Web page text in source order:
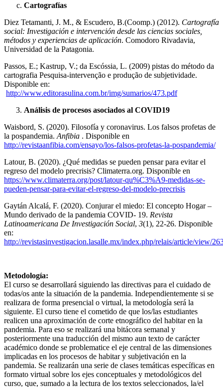
Cartografías
Diez Tetamanti, J. M., & Escudero, B.(Coomp.) (2012). Cartografía
social: Investigación e intervención desde las ciencias sociales,
métodos y experiencias de aplicación. Comodoro Rivadavia,
Universidad de la Patagonia.
Passos, E.; Kastrup, V.; da Escóssia, L. (2009) pistas do método da
cartografia Pesquisa-intervenção e produção de subjetividade.
Disponible en:
http://www.editorasulina.com.br/img/sumarios/473.pdf
Análisis de procesos asociados al COVID19
Waisbord, S. (2020). Filosofía y coronavirus. Los falsos profetas de
la pospandemia. Anfibia . Disponible en
http://revistaanfibia.com/ensayo/los-falsos-profetas-la-pospandemia/
Latour, B. (2020). ¿Qué medidas se pueden pensar para evitar el
regreso del modelo precrisis? Climaterra.org. Disponible en
https://www.climaterra.org/post/latour-qu%C3%A9-medidas-se-
pueden-pensar-para-evitar-el-regreso-del-modelo-precrisis
Gaytán Alcalá, F. (2020). Conjurar el miedo: El concepto Hogar –
Mundo derivado de la pandemia COVID- 19. Revista
Latinoamericana De Investigación Social, 3(1), 22-26. Disponible
en:
http://revistasinvestigacion.lasalle.mx/index.php/relais/article/view/
Metodología:
El curso se desarrollará siguiendo las directivas para el cuidado de
todas/os ante la situación de la pandemia. Independientemente si se
realizara de forma presencial o virtual, la metodología será la
siguiente. El curso tiene el cometido de que los/las estudiantes
realicen una aproximación de corte etnográfico del habitar en la
pandemia. Para eso se realizará una bitácora semanal y
posteriormente una traducción del mismo aun texto de carácter
académico donde se problematice el eje central de las dimensiones
implicadas en los procesos de habitar y subjetivación en la
pandemia. Se realizarán una serie de clases temáticas específicas en
formato virtual sobre los ejes conceptuales y metodológicos del
curso, que, sumado a la lectura de los textos seleccionados, la/el